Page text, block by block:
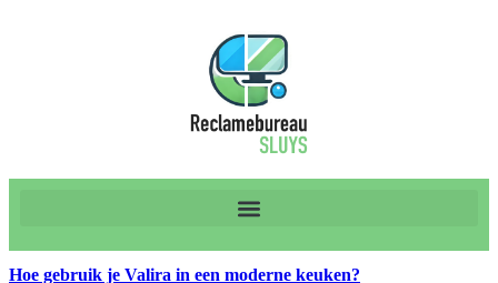
Hoe gebruik je Valira in een moderne keuken?